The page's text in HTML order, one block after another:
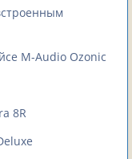
M-Audio Ozonic
8R